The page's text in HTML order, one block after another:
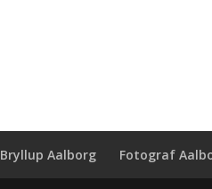
Bryllup Aalborg Fotograf